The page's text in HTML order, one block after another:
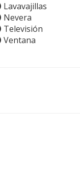
Lavavajillas
Nevera
Televisión
Ventana